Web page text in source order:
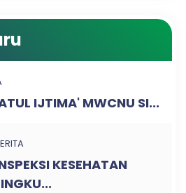
IJTIMA' MWCNU SI...
KESEHATAN